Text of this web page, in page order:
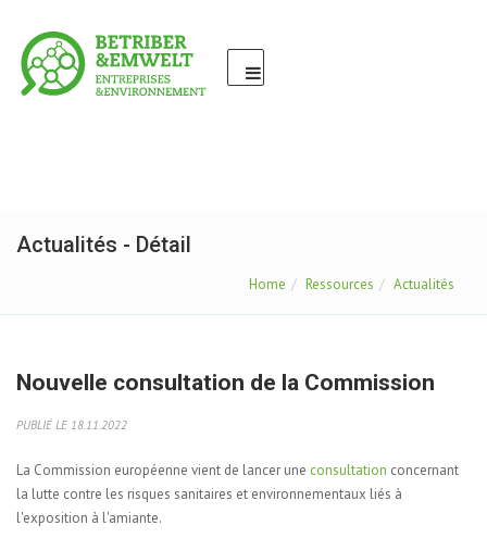
Actualités - Détail
Home Ressources Actualités
Nouvelle consultation de la Commission
PUBLIÉ LE 18.11.2022
La Commission européenne vient de lancer une consultation concernant
la lutte contre les risques sanitaires et environnementaux liés à
l'exposition à l'amiante.